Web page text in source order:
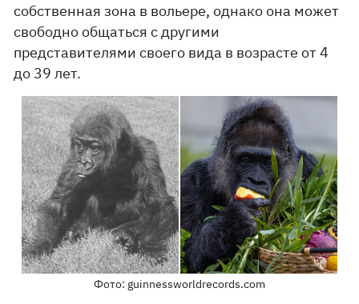
собственная зона в вольере, однако она может
свободно общаться с другими
представителями своего вида в возрасте от 4
до 39 лет.
Фото: guinnessworldrecords.com